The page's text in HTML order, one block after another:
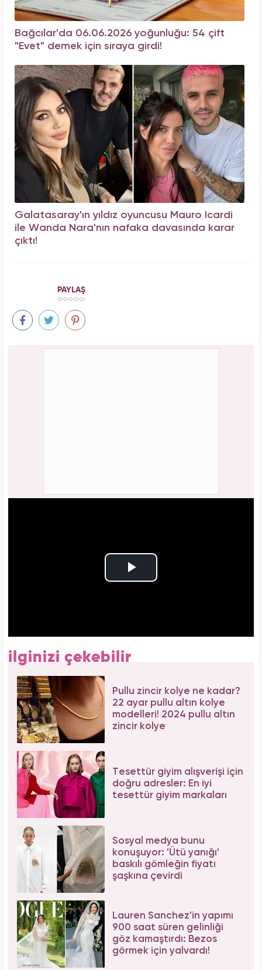
Bağcılar'da 06.06.2026 yoğunluğu: 54 çift
"Evet" demek için sıraya girdi!
Galatasaray'ın yıldız oyuncusu Mauro Icardi
ile Wanda Nara'nın nafaka davasında karar
çıktı!
PAYLAŞ
ilginizi çekebilir
Pullu zincir kolye ne kadar?
22 ayar pullu altın kolye
modelleri! 2024 pullu altın
zincir kolye
Tesettür giyim alışverişi için
doğru adresler: En iyi
tesettür giyim markaları
Sosyal medya bunu
konuşuyor: 'Ütü yanığı'
baskılı gömleğin fiyatı
şaşkına çevirdi
Lauren Sanchez'in yapımı
900 saat süren gelinliği
göz kamaştırdı: Bezos
görmek için yalvardı!